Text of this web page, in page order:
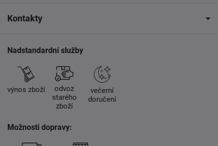
Kontakty
Nadstandardní služby
výnos zboží
odvoz
starého
zboží
večerní
doručení
Možnosti dopravy: